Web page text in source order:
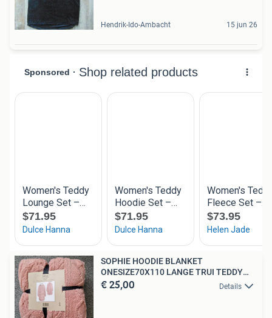
Hendrik-Ido-Ambacht 15 jun 26
SOPHIE HOODIE BLANKET
ONESIZE70X110 LANGE TRUI TEDDY
GEVOERD
€ 25,00 Details